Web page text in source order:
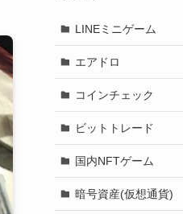
LINEミニゲーム
エアドロ
コインチェック
ビットトレード
国内NFTゲーム
暗号資産(仮想通貨)